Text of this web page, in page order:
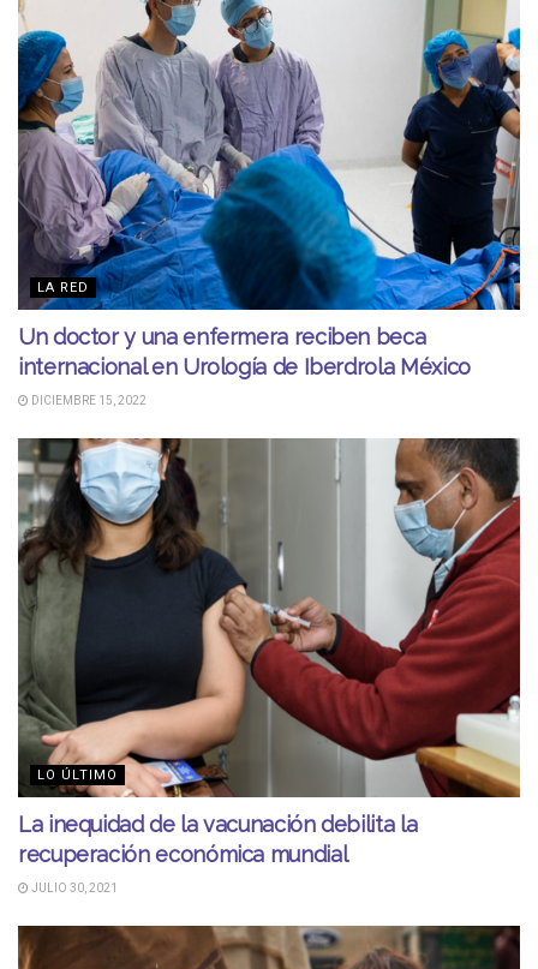
LA RED
Un doctor y una enfermera reciben beca
internacional en Urología de Iberdrola México
DICIEMBRE 15, 2022
LO ÚLTIMO
La inequidad de la vacunación debilita la
recuperación económica mundial
JULIO 30, 2021